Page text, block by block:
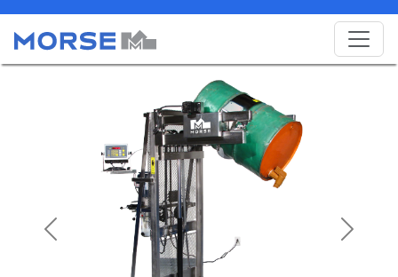
Previous Next